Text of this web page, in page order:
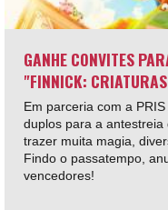
GANHE CONVITES
"FINNICK:
Em parceria com a
duplos para a
trazer muita magia,
Findo o passatempo,
vencedores!